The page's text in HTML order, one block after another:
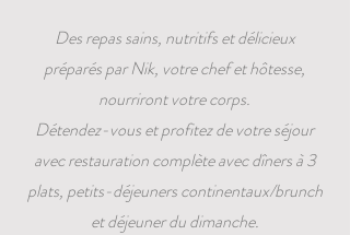
Des repas sains, nutritifs et délicieux
préparés par Nik, votre chef et hôtesse,
nourriront votre corps.
Détendez-vous et profitez de votre séjour
avec restauration complète avec dîners à 3
plats, petits-déjeuners continentaux/brunch
et déjeuner du dimanche.